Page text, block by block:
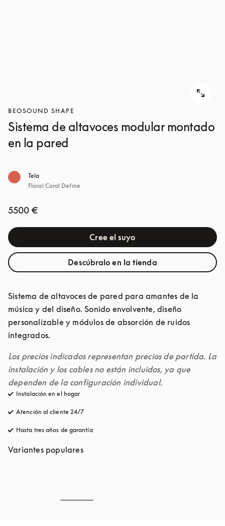
BEOSOUND SHAPE
Sistema de altavoces modular montado
en la pared
Tela
Floral Coral Define
5500 €
Cree el suyo
Descúbralo en la tienda
Sistema de altavoces de pared para amantes de la
música y del diseño. Sonido envolvente, diseño
personalizable y módulos de absorción de ruidos
integrados.
Los precios indicados representan precios de partida. La
instalación y los cables no están incluidos, ya que
dependen de la configuración individual.
Instalación en el hogar
Atención al cliente 24/7
Hasta tres años de garantíaapertura en una pestaña nueva
Variantes populares